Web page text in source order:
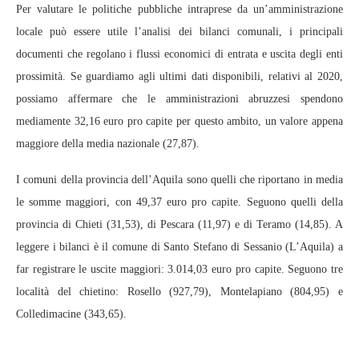
Per valutare le politiche pubbliche intraprese da un’amministrazione
locale può essere utile l’analisi dei bilanci comunali, i principali
documenti che regolano i flussi economici di entrata e uscita degli enti
prossimità. Se guardiamo agli ultimi dati disponibili, relativi al 2020,
possiamo affermare che le amministrazioni abruzzesi spendono
mediamente 32,16 euro pro capite per questo ambito, un valore appena
maggiore della media nazionale (27,87).
I comuni della provincia dell’Aquila sono quelli che riportano in media
le somme maggiori, con 49,37 euro pro capite. Seguono quelli della
provincia di Chieti (31,53), di Pescara (11,97) e di Teramo (14,85). A
leggere i bilanci è il comune di Santo Stefano di Sessanio (L’Aquila) a
far registrare le uscite maggiori: 3.014,03 euro pro capite. Seguono tre
località del chietino: Rosello (927,79), Montelapiano (804,95) e
Colledimacine (343,65).